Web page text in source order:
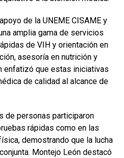
de la UNEME CISAME y
amplia gama de servicios
de VIH y orientación en
asesoría en nutrición y
enfatizó que estas iniciativas
de calidad al alcance de
de personas participaron
rápidas como en las
demostrando que la lucha
Montejo León destacó